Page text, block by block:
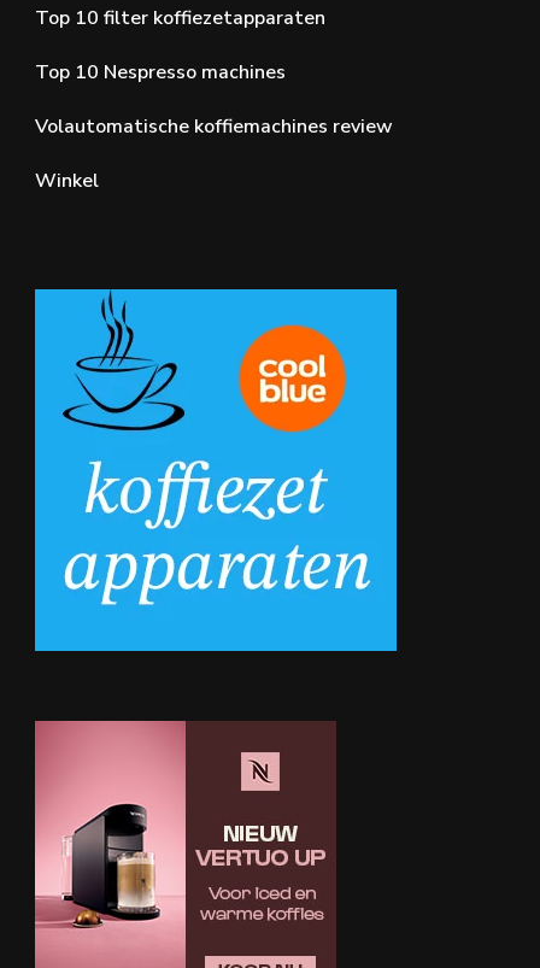
Top 10 filter koffiezetapparaten
Top 10 Nespresso machines
Volautomatische koffiemachines review
Winkel